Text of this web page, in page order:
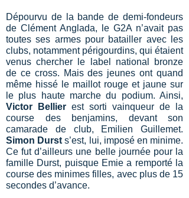
Dépourvu de la bande de demi-fondeurs
de Clément Anglada, le G2A n’avait pas
toutes ses armes pour batailler avec les
clubs, notamment périgourdins, qui étaient
venus chercher le label national bronze
de ce cross. Mais des jeunes ont quand
même hissé le maillot rouge et jaune sur
le plus haute marche du podium. Ainsi,
Victor Bellier est sorti vainqueur de la
course des benjamins, devant son
camarade de club, Emilien Guillemet.
Simon Durst s’est, lui, imposé en minime.
Ce fut d’ailleurs une belle journée pour la
famille Durst, puisque Emie a remporté la
course des minimes filles, avec plus de 15
secondes d’avance.